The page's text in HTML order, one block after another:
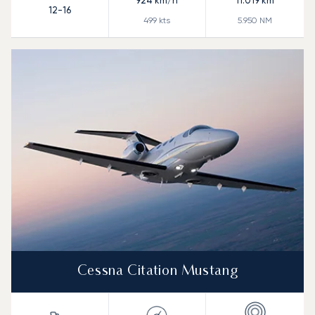
12-16
499 kts 5.950 NM
Cessna Citation Mustang